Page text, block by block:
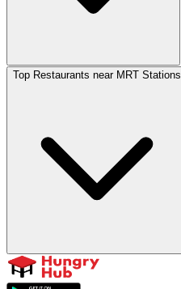
Top Restaurants near MRT Stations